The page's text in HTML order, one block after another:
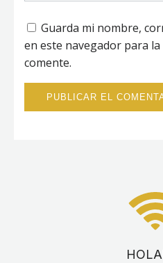
Guarda mi nombre,
en este navegador para
comente.